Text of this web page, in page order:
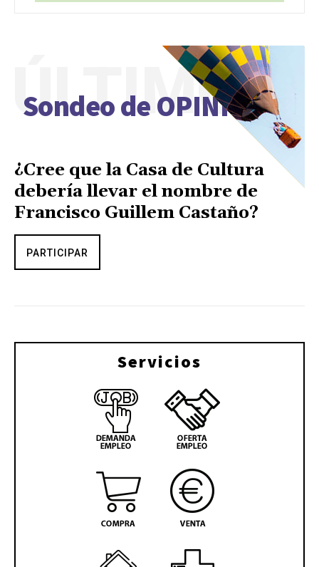
Sondeo de OPINIÓN
ÚLTIMO
¿Cree que la Casa de Cultura
debería llevar el nombre de
Francisco Guillem Castaño?
PARTICIPAR
Servicios